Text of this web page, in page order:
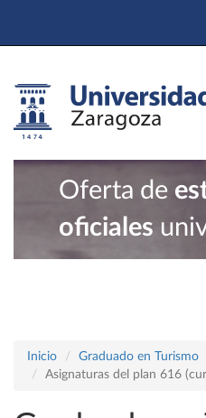
Oferta de
oficiales
Inicio
Graduado en Turismo
Asignaturas del plan 616